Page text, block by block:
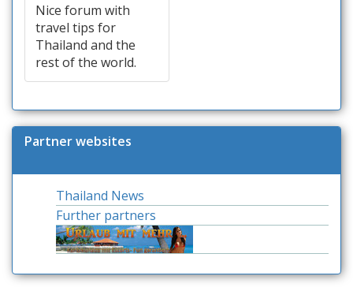
Nice forum with
travel tips for
Thailand and the
rest of the world.
Partner websites
Thailand News
Further partners